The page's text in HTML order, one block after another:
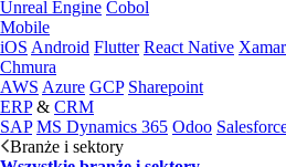
Unreal Engine Cobol
Mobile
iOS Android Flutter React Native
Chmura
AWS Azure GCP Sharepoint
ERP& CRM
SAP MS Dynamics 365 Odoo
Branże i sektory